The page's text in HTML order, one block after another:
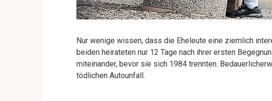
Nur wenige wissen, dass die Eheleute eine ziemlich
beiden heirateten nur 12 Tage nach ihrer ersten
miteinander, bevor sie sich 1984 trennten.
tödlichen Autounfall.